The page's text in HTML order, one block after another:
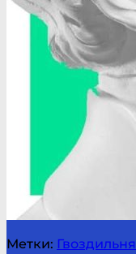
Метки: Гвоздильня